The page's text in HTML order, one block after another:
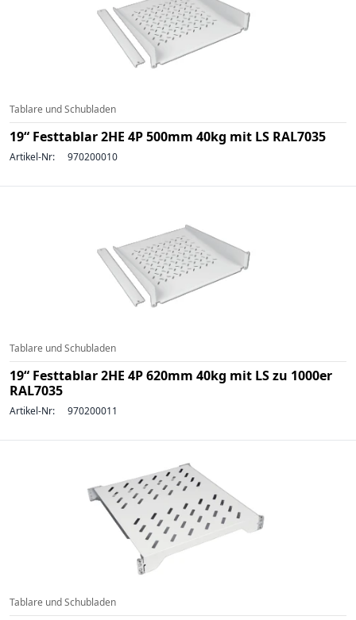
Tablare und Schubladen
19“ Festtablar 2HE 4P 500mm 40kg mit LS RAL7035
Artikel-Nr: 970200010
Tablare und Schubladen
19“ Festtablar 2HE 4P 620mm 40kg mit LS zu 1000er
RAL7035
Artikel-Nr: 970200011
Tablare und Schubladen